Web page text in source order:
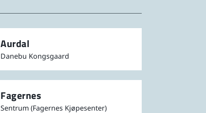
Aurdal
Danebu Kongsgaard
Fagernes
Sentrum (Fagernes Kjøpesenter)